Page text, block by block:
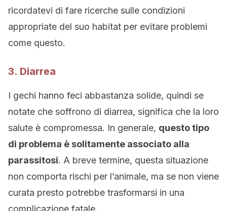
ricordatevi di fare ricerche sulle condizioni
appropriate del suo habitat per evitare problemi
come questo.
3. Diarrea
I gechi hanno feci abbastanza solide, quindi se
notate che soffrono di diarrea, significa che la loro
salute è compromessa. In generale, questo tipo
di problema è solitamente associato alla
parassitosi. A breve termine, questa situazione
non comporta rischi per l’animale, ma se non viene
curata presto potrebbe trasformarsi in una
complicazione fatale.